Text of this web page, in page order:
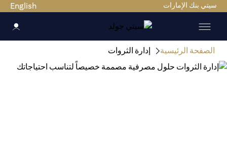
بنك الإمارات English
الرئيسية إدارة الثروات